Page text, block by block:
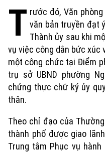
T rước đó, Văn
văn bản truyền đạt
Thành ủy sau khi
vụ việc công dân bức xúc
một công chức tại Điểm
trụ sở UBND phường
chứng thực chữ ký ủy
thân.
Theo chỉ đạo của
thành phố được giao
Trung tâm Phục vụ